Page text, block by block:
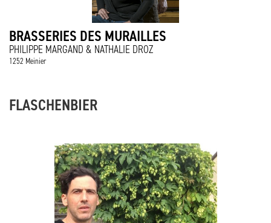
BRASSERIES DES MURAILLES
PHILIPPE MARGAND & NATHALIE DROZ
1252 Meinier
FLASCHENBIER